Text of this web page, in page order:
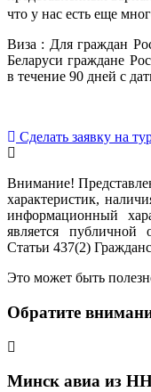
что у нас есть еще
Виза : Для граждан
Беларуси граждане
в течение 90 дней с
Сделать заявку на
Внимание!
характеристик,
информационный
является публичной
Статьи 437(2)
Это может быть
Обратите
Минск авиа из